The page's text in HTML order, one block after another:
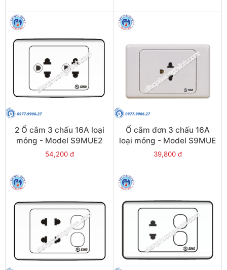
2 Ổ cắm 3 chấu 16A loại
mỏng - Model S9MUE2
54,200 đ
Ổ cắm đơn 3 chấu 16A
loại mỏng - Model S9MUE
39,800 đ